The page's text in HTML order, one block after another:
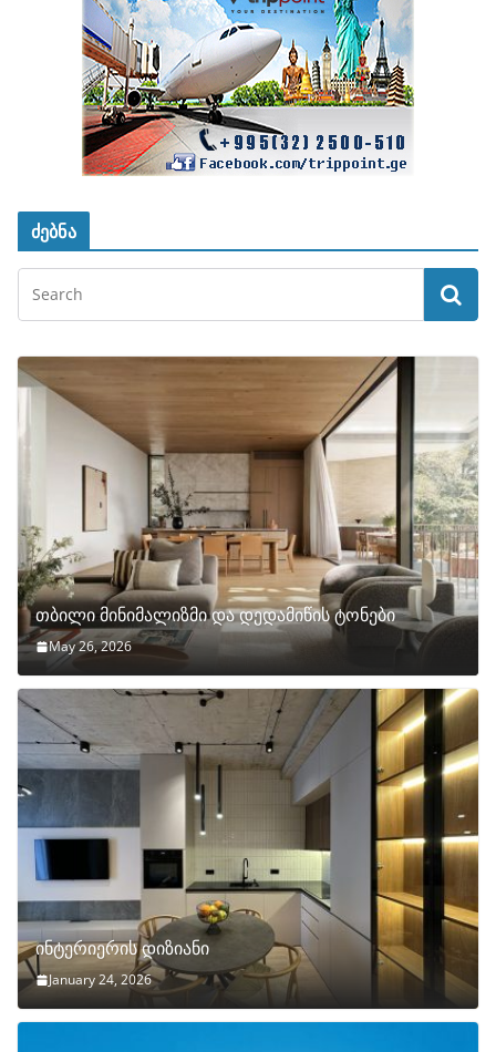
ძებნა
თბილი მინიმალიზმი და დედამიწის ტონები
May 26, 2026
ინტერიერის დიზიანი
January 24, 2026